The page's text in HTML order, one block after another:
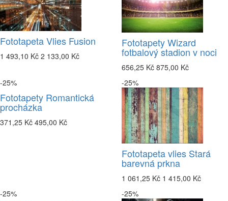
Fototapeta Vlies Fusion
1 493,10 Kč 2 133,00 Kč
Fototapety Wizard
fotbalový stadion v noci
656,25 Kč 875,00 Kč
-25%
Fototapety Romantická
procházka
371,25 Kč 495,00 Kč
-25%
Fototapeta vlies Stará
barevná prkna
1 061,25 Kč 1 415,00 Kč
-25%
-25%